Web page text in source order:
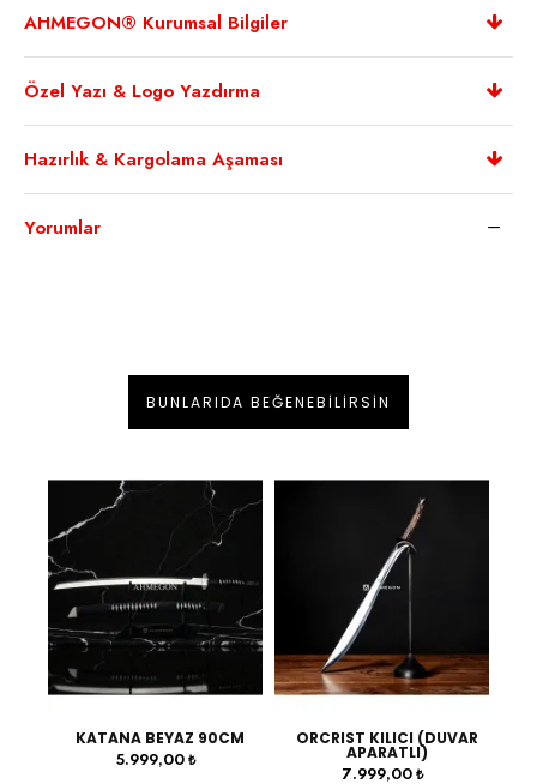
AHMEGON® Kurumsal Bilgiler
Özel Yazı & Logo Yazdırma
Hazırlık & Kargolama Aşaması
Yorumlar
BUNLARIDA BEĞENEBILIRSIN
KATANA BEYAZ 90CM
5.999,00 ₺
ORCRIST KILICI (DUVAR
APARATLI)
7.999,00 ₺